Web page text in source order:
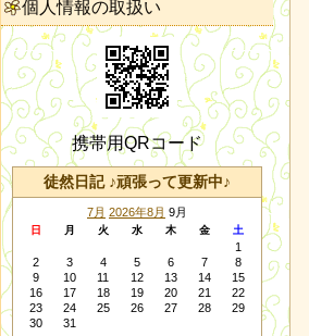
個人情報の取扱い
携帯用QRコード
徒然日記 ♪頑張って更新中♪
7月 2026年8月 9月
日 月 火 水 木 金 土
1
2
3 4 5 6 7
8
9
10 11 12 13 14
15
16
17 18 19 20 21
22
23
24 25 26 27 28
29
30
31